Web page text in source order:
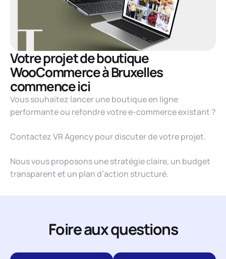
Votre projet de boutique
WooCommerce à Bruxelles
commence ici
Vous souhaitez lancer une boutique en ligne
performante ou refondre votre e-commerce existant ?
Contactez VR Agency pour discuter de votre projet.
Nous vous proposons une stratégie claire, un budget
transparent et un plan d’action structuré.
Foire aux questions